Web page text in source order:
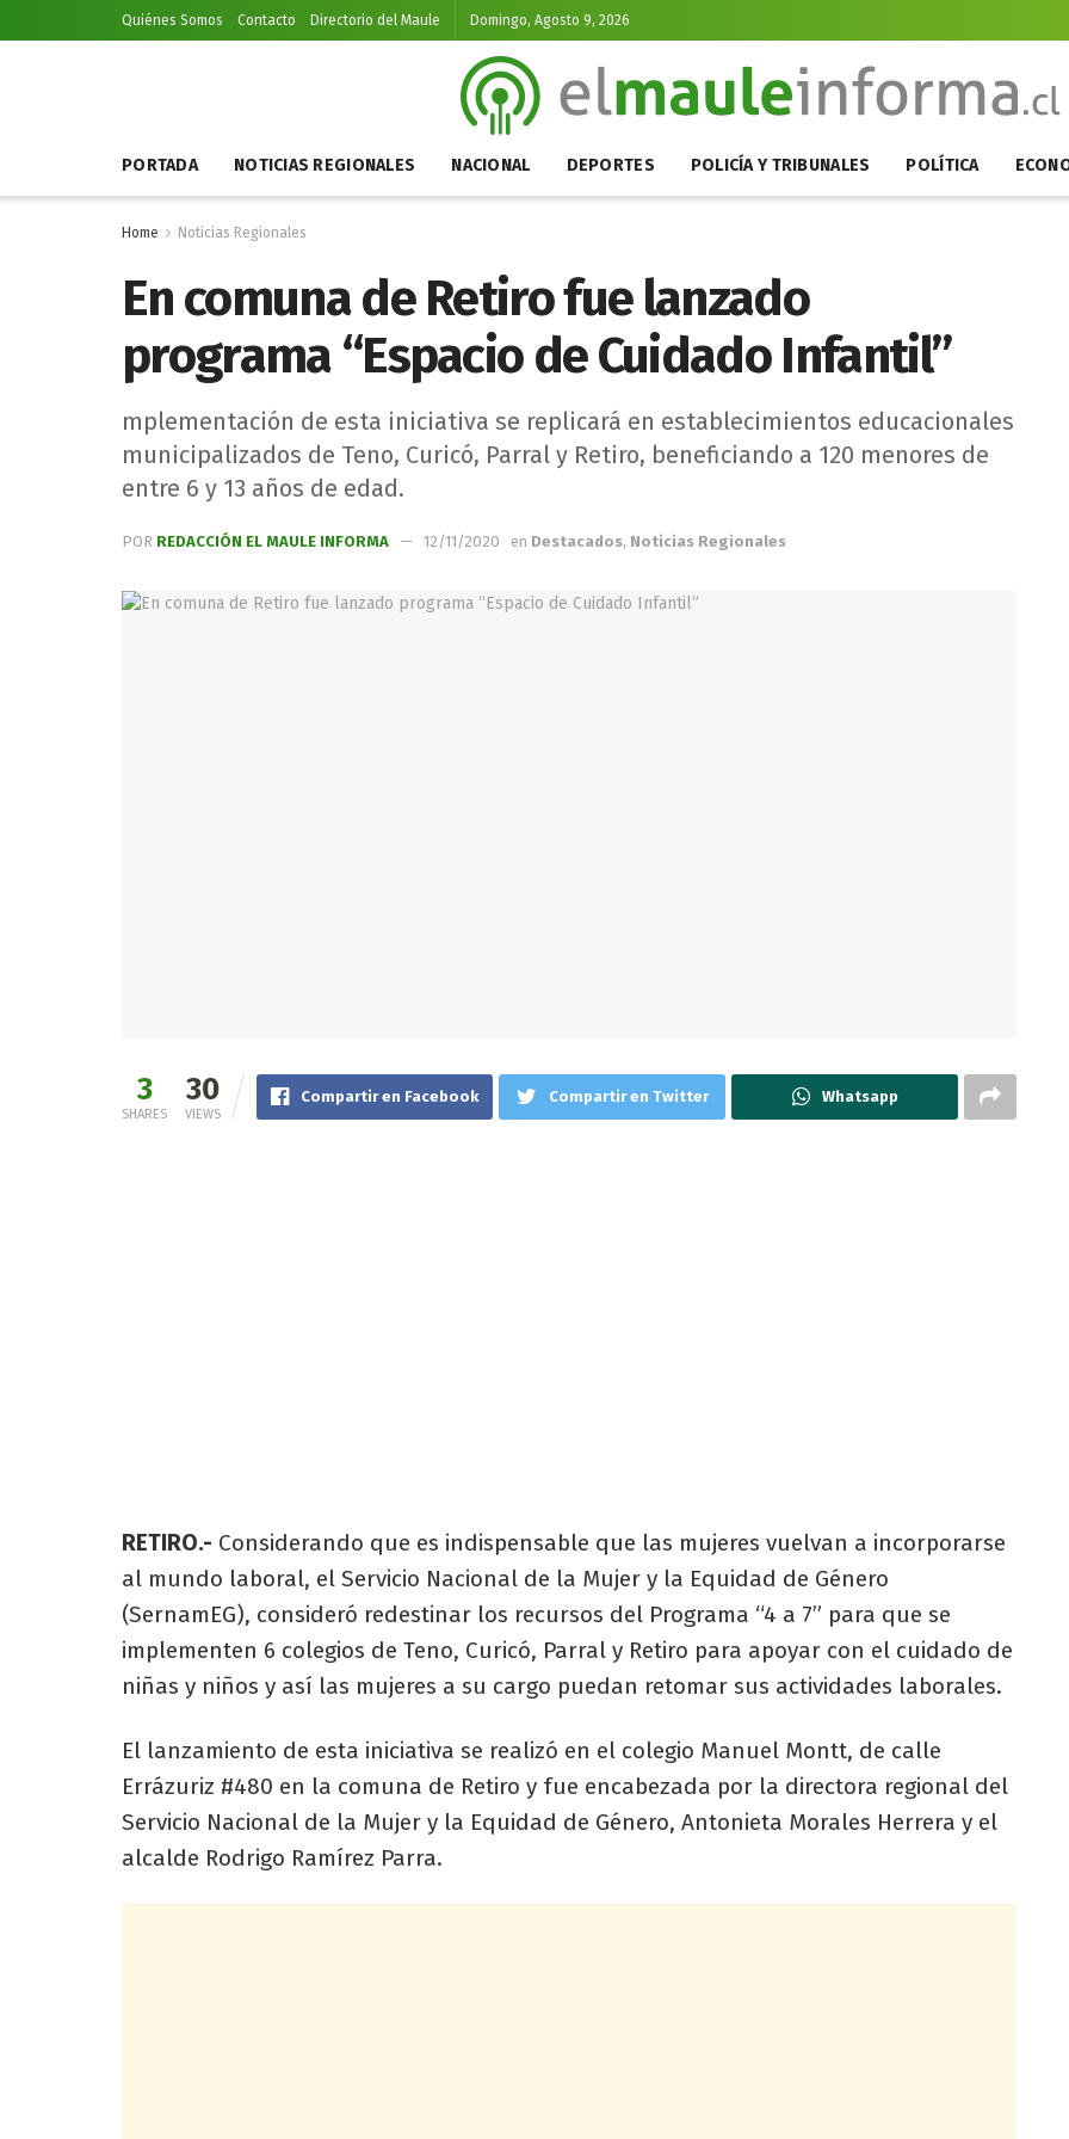
Quiénes Somos Contacto Directorio del Maule Domingo, Agosto 9, 2026
PORTADA NOTICIAS REGIONALES NACIONAL DEPORTES POLICÍA Y TRIBUNALES POLÍTICA
Home Noticias Regionales
En comuna de Retiro fue lanzado
programa “Espacio de Cuidado Infantil”
mplementación de esta iniciativa se replicará en establecimientos educacionales
municipalizados de Teno, Curicó, Parral y Retiro, beneficiando a 120 menores de
entre 6 y 13 años de edad.
POR REDACCIÓN EL MAULE INFORMA 12/11/2020 en Destacados, Noticias Regionales
3
SHARES
30
VIEWS
Compartir en Facebook Compartir en Twitter Whatsapp
RETIRO.- Considerando que es indispensable que las mujeres vuelvan a incorporarse
al mundo laboral, el Servicio Nacional de la Mujer y la Equidad de Género
(SernamEG), consideró redestinar los recursos del Programa “4 a 7” para que se
implementen 6 colegios de Teno, Curicó, Parral y Retiro para apoyar con el cuidado de
niñas y niños y así las mujeres a su cargo puedan retomar sus actividades laborales.
El lanzamiento de esta iniciativa se realizó en el colegio Manuel Montt, de calle
Errázuriz #480 en la comuna de Retiro y fue encabezada por la directora regional del
Servicio Nacional de la Mujer y la Equidad de Género, Antonieta Morales Herrera y el
alcalde Rodrigo Ramírez Parra.